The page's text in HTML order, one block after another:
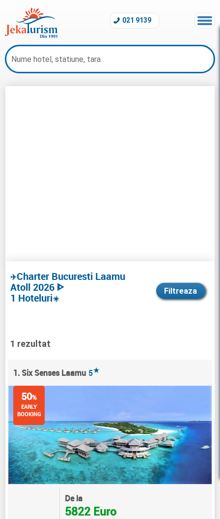
021 9139
1 rezultat
1. Six Senses Laamu 5★
50%
EARLY
BOOKING
De la
5822 Euro
✈️Charter Bucuresti Laamu
Atoll 2026 ᐈ
1 Hoteluri☀️
Filtreaza